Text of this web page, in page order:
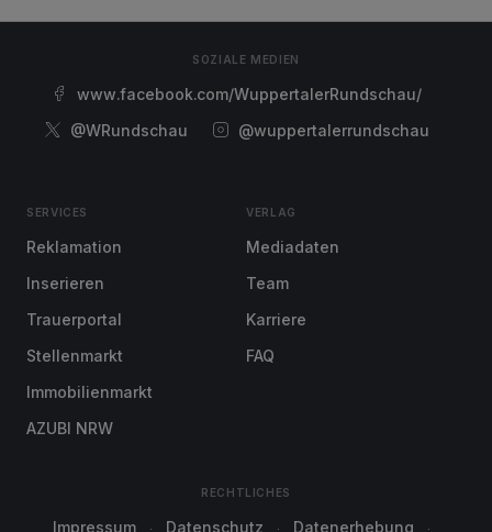
SOZIALE MEDIEN
www.facebook.com/WuppertalerRundschau/
@WRundschau
@wuppertalerrundschau
SERVICES
Reklamation
Inserieren
Trauerportal
Stellenmarkt
Immobilienmarkt
AZUBI NRW
VERLAG
Mediadaten
Team
Karriere
FAQ
RECHTLICHES
Impressum Datenschutz Datenerhebung